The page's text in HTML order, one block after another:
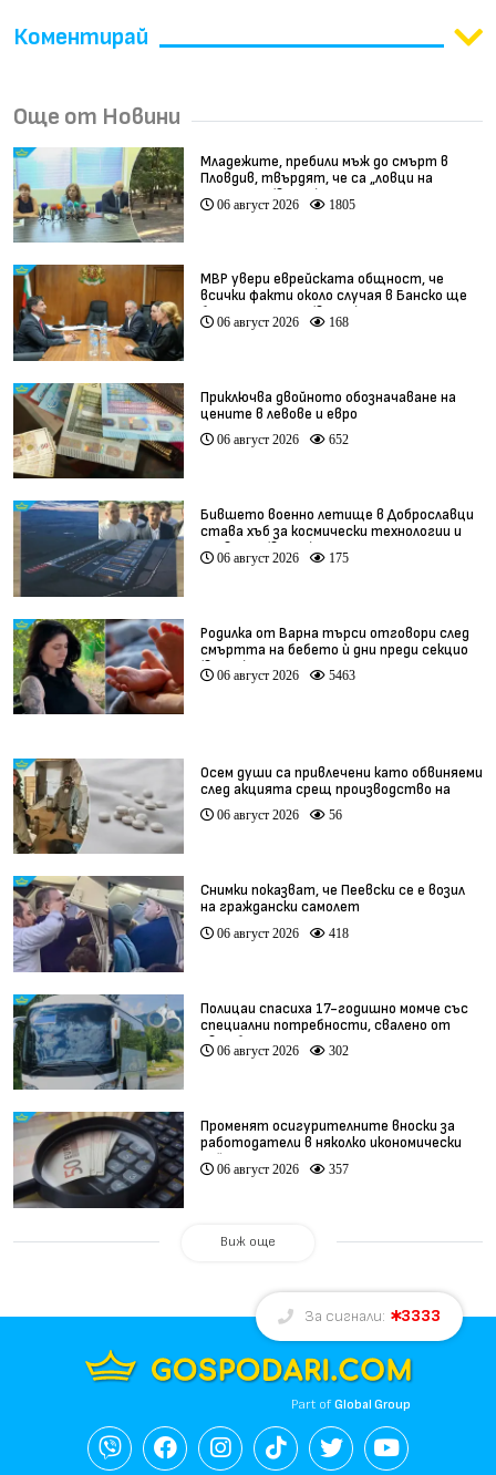
Коментирай
Още от Новини
Младежите, пребили мъж до смърт в
Пловдив, твърдят, че са „ловци на
педофили” (видео)
06 август 2026 1805
МВР увери еврейската общност, че
всички факти около случая в Банско ще
бъдат изяснени (видео)
06 август 2026 168
Приключва двойното обозначаване на
цените в левове и евро
06 август 2026 652
Бившето военно летище в Доброславци
става хъб за космически технологии и
иновации (видео)
06 август 2026 175
Родилка от Варна търси отговори след
смъртта на бебето ѝ дни преди секцио
(видео)
06 август 2026 5463
Осем души са привлечени като обвиняеми
след акцията срещ производство на
фентанил
06 август 2026 56
Снимки показват, че Пеевски се е возил
на граждански самолет
06 август 2026 418
Полицаи спасиха 17-годишно момче със
специални потребности, свалено от
автобус
06 август 2026 302
Променят осигурителните вноски за
работодатели в няколко икономически
дейности
06 август 2026 357
Виж още
За сигнали: 3333
Part ofGlobal Group